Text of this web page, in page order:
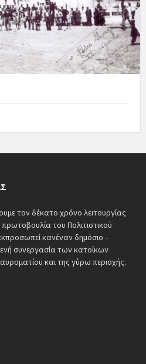
τον δέκατο χρόνο λειτουργίας
πρωτοβουλία του Πολιτιστικού
κανέναν δημόσιο –
συνεργασία των κατοίκων
και της γύρω περιοχής.